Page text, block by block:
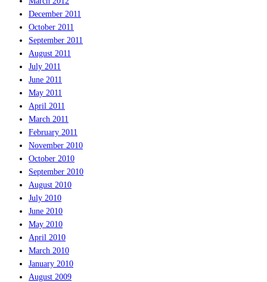
December 2011
October 2011
September 2011
August 2011
July 2011
June 2011
May 2011
April 2011
March 2011
February 2011
November 2010
October 2010
September 2010
August 2010
July 2010
June 2010
May 2010
April 2010
March 2010
January 2010
August 2009